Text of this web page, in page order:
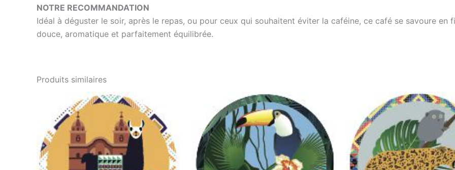
NOTRE RECOMMANDATION
Idéal à déguster le soir, après le repas, ou pour ceux qui souhaitent éviter la caféine, ce café se savoure
douce, aromatique et parfaitement équilibrée.
Produits similaires